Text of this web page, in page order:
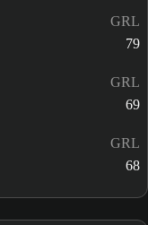
GRL
79
GRL
69
GRL
68